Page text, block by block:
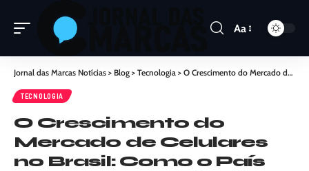
Aa
Jornal das Marcas Notícias > Blog > Tecnologia > O Crescimento do Mercado de Celulares no Brasil: Como o País Superou a População em Dispositivos Móveis
TECNOLOGIA
O Crescimento do
Mercado de Celulares
no Brasil: Como o País